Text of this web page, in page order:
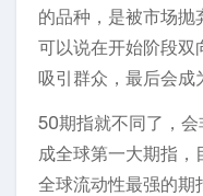
的品种，是被市场抛
可以说在开始阶段双
吸引群众，最后会成
50期指就不同了，
成全球第一大期指
全球流动性最强的期